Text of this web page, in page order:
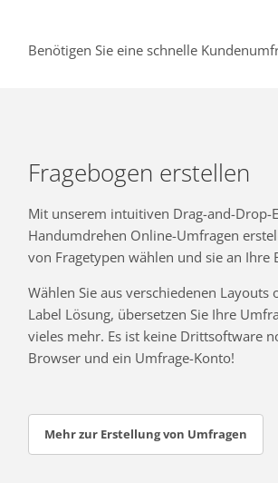
Benötigen Sie eine schnelle
Fragebogen erstellen
Mit unserem intuitiven Drag-and-Drop-
Handumdrehen Online-Umfragen
von Fragetypen wählen und sie an Ihre
Wählen Sie aus verschiedenen Layouts
Label Lösung, übersetzen Sie Ihre
vieles mehr. Es ist keine Drittsoftware
Browser und ein Umfrage-Konto!
Mehr zur Erstellung von Umfragen